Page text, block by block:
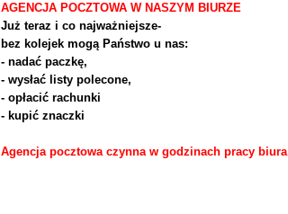
AGENCJA POCZTOWA W NASZYM BIURZE
Już teraz i co najważniejsze-
bez kolejek mogą Państwo u nas:
- nadać paczkę,
- wysłać listy polecone,
- opłacić rachunki
- kupić znaczki
Agencja pocztowa czynna w godzinach pracy biura